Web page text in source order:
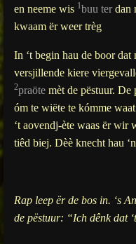
en neeme wis 1buu terdan
kwaam ër weer trèg
In ‘t begin hau de boor dat
versjillende kiere
2praöte mèt de pëstuur. De
óm te wiëte te kómme
‘t aovendj-ète waas ër wir
tiêd biej. Dèè knecht hau
Rap leep ër de bos in. ‘s
de pëstuur: “Ich dênk dat